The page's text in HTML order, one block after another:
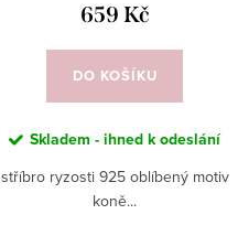
659 Kč
DO KOŠÍKU
Skladem - ihned k odeslání
stříbro ryzosti 925 oblíbený motiv
koně...